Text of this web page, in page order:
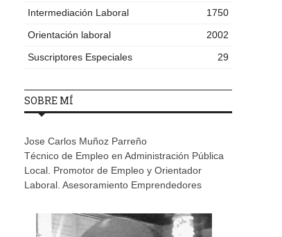
Intermediación Laboral
1750
Orientación laboral
2002
Suscriptores Especiales
29
SOBRE MÍ
Jose Carlos Muñoz Parreño
Técnico de Empleo en Administración Pública
Local. Promotor de Empleo y Orientador
Laboral. Asesoramiento Emprendedores